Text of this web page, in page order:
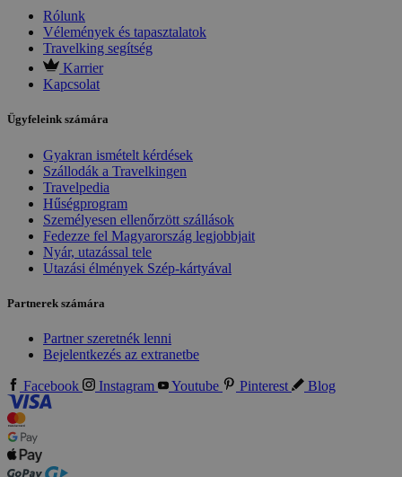
Rólunk
Vélemények és tapasztalatok
Travelking segítség
Karrier
Kapcsolat
Ügyfeleink számára
Gyakran ismételt kérdések
Szállodák a Travelkingen
Travelpedia
Hűségprogram
Személyesen ellenőrzött szállások
Fedezze fel Magyarország legjobbjait
Nyár, utazással tele
Utazási élmények Szép-kártyával
Partnerek számára
Partner szeretnék lenni
Bejelentkezés az extranetbe
Facebook Instagram Youtube Pinterest Blog